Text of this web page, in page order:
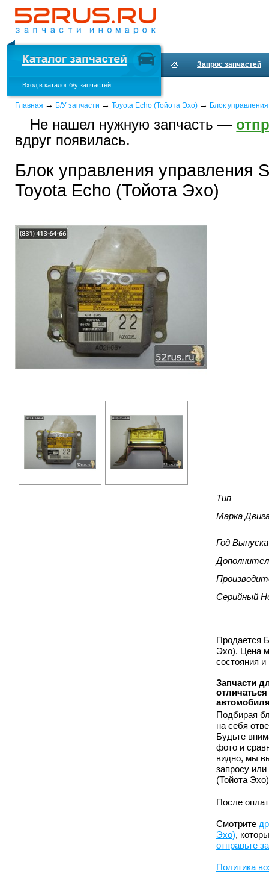
Вход в каталог б/у запчастей
Запрос запчастей
Главная → Б/У запчасти → Toyota Echo (Тойота Эхо) → Блок управления
Не нашел нужную запчасть —
вдруг появилась.
Блок управления управления
Toyota Echo (Тойота Эхо)
Тип
Марка
Год Выпуска
Серийный
Продается
Эхо). Цена
состояния
Запчасти
Подбирая
на себя
Будьте
фото и
видно, мы
запросу
(Тойота
После
Смотрите
Эхо),
отправьте
Политика